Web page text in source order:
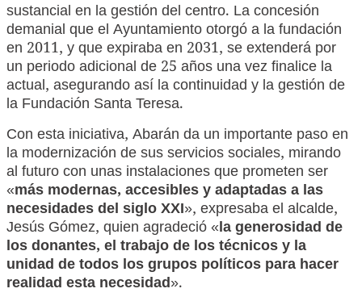
sustancial en la gestión del centro. La concesión
demanial que el Ayuntamiento otorgó a la fundación
en 2011, y que expiraba en 2031, se extenderá por
un periodo adicional de 25 años una vez finalice la
actual, asegurando así la continuidad y la gestión de
la Fundación Santa Teresa.
Con esta iniciativa, Abarán da un importante paso en
la modernización de sus servicios sociales, mirando
al futuro con unas instalaciones que prometen ser
«más modernas, accesibles y adaptadas a las
necesidades del siglo XXI», expresaba el alcalde,
Jesús Gómez, quien agradeció «la generosidad de
los donantes, el trabajo de los técnicos y la
unidad de todos los grupos políticos para hacer
realidad esta necesidad».